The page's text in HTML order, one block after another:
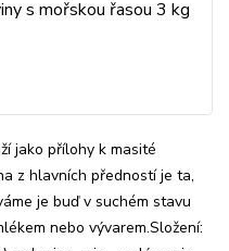
jako přílohy k masité
z hlavních předností je ta,
je buď v suchém stavu
nebo vývarem.Složení: